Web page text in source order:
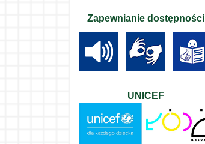
Zapewnianie dostępności
UNICEF